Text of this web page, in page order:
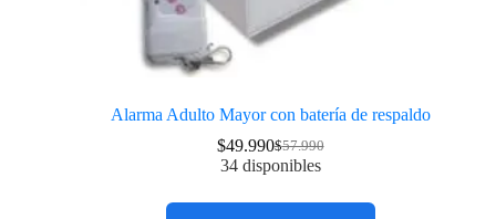
Alarma Adulto Mayor con batería de respaldo
$57.990
$49.990
34 disponibles